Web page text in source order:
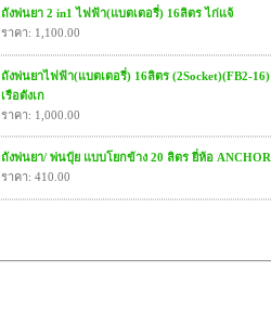
ถังพ่นยา 2 in1 ไฟฟ้า(แบตเตอรี่) 16ลิตร ไก่แจ้
ราคา: 1,100.00
ถังพ่นยาไฟฟ้า(แบตเตอรี่) 16ลิตร (2Socket)(FB2-16)
เรือตังเก
ราคา: 1,000.00
ถังพ่นยา/ พ่นปุ๋ย แบบโยกข้าง 20 ลิตร ยี่ห้อ ANCHOR
ราคา: 410.00